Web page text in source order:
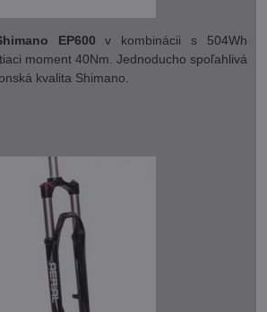
EP600v kombinácii s 504Wh
moment 40Nm. Jednoducho spoľahlivá
kvalita Shimano.